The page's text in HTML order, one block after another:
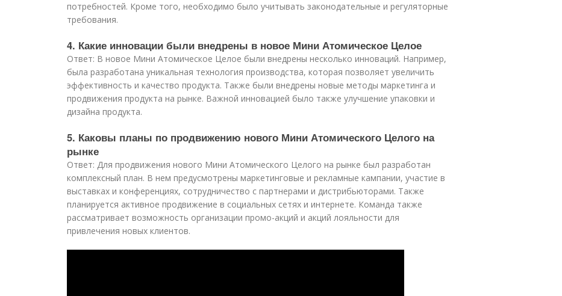
потребностей. Кроме того, необходимо было учитывать законодательные и регуляторные
требования.
4. Какие инновации были внедрены в новое Мини Атомическое Целое
Ответ: В новое Мини Атомическое Целое были внедрены несколько инноваций. Например,
была разработана уникальная технология производства, которая позволяет увеличить
эффективность и качество продукта. Также были внедрены новые методы маркетинга и
продвижения продукта на рынке. Важной инновацией было также улучшение упаковки и
дизайна продукта.
5. Каковы планы по продвижению нового Мини Атомического Целого на
рынке
Ответ: Для продвижения нового Мини Атомического Целого на рынке был разработан
комплексный план. В нем предусмотрены маркетинговые и рекламные кампании, участие в
выставках и конференциях, сотрудничество с партнерами и дистрибьюторами. Также
планируется активное продвижение в социальных сетях и интернете. Команда также
рассматривает возможность организации промо-акций и акций лояльности для
привлечения новых клиентов.